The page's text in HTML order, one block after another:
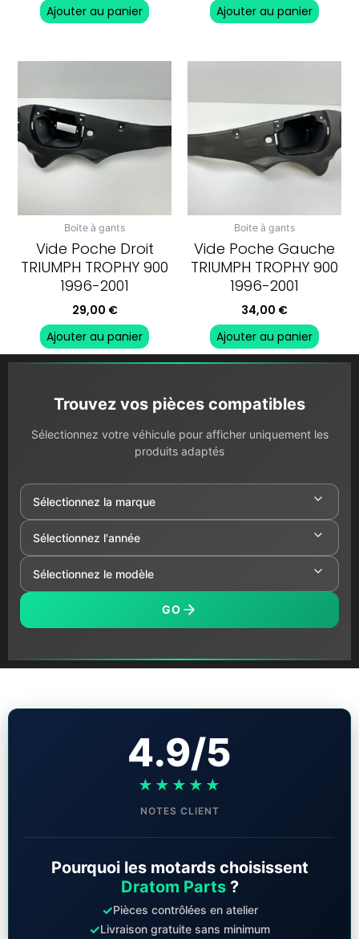
Ajouter au panier Ajouter au panier
Boite à gants
Vide Poche Droit
TRIUMPH TROPHY 900
1996-2001
29,00 €
Ajouter au panier
Boite à gants
Vide Poche Gauche
TRIUMPH TROPHY 900
1996-2001
34,00 €
Ajouter au panier
Trouvez vos pièces compatibles
Sélectionnez votre véhicule pour afficher uniquement les
produits adaptés
GO
4.9/5
★★★★★
NOTES CLIENT
Pourquoi les motards choisissent
Dratom Parts?
✓Pièces contrôlées en atelier
✓Livraison gratuite sans minimum